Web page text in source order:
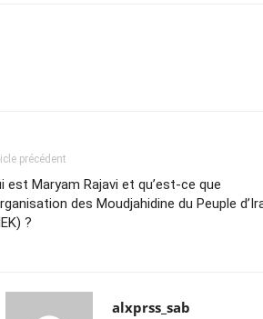
précédent
est Maryam Rajavi et qu’est-ce que
des Moudjahidine du Peuple
?
alxprss_sab